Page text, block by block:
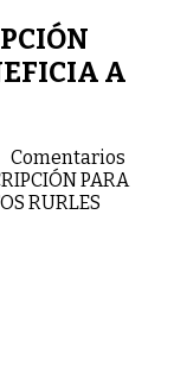
A
Comentarios
PARA
RURLES